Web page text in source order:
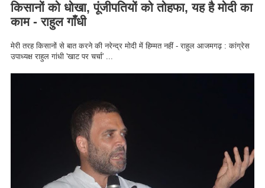
किसानों को धोखा, पूंजीपतियों को तोहफा, यह है मोदी का
काम - राहुल गाँधी
मेरी तरह किसानों से बात करने की नरेन्द्र मोदी में हिम्मत नहीं - राहुल आजमगढ़ : कांग्रेस
उपाध्यक्ष राहुल गांधी 'खाट पर चर्चा' ...